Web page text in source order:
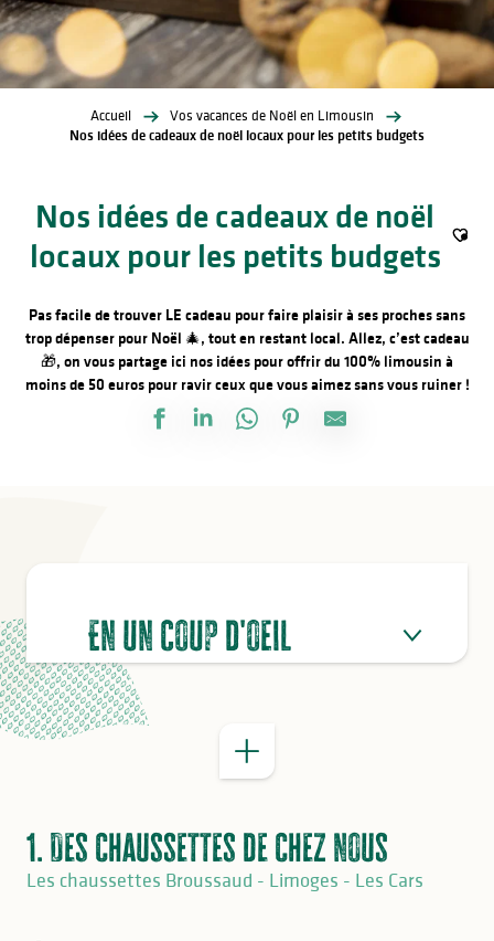
Accueil
Vos vacances de Noël en Limousin
Nos idées de cadeaux de noël locaux pour les petits budgets
Nos idées de cadeaux de noël
locaux pour les petits budgets
Pas facile de trouver LE cadeau pour faire plaisir à ses proches sans
trop dépenser pour Noël 🎄, tout en restant local. Allez, c’est cadeau
🎁, on vous partage ici nos idées pour offrir du 100% limousin à
moins de 50 euros pour ravir ceux que vous aimez sans vous ruiner !
En un coup d'oeil
Magasin d’usine aux Cars
1. Des chaussettes de chez nous
Les chaussettes Broussaud - Limoges - Les Cars